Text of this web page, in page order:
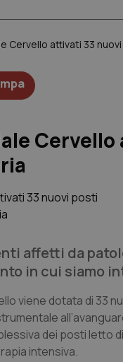
Cervello attivati 33
affetti da
in cui siamo
viene dotata di 33
dei posti letto
intensiva.